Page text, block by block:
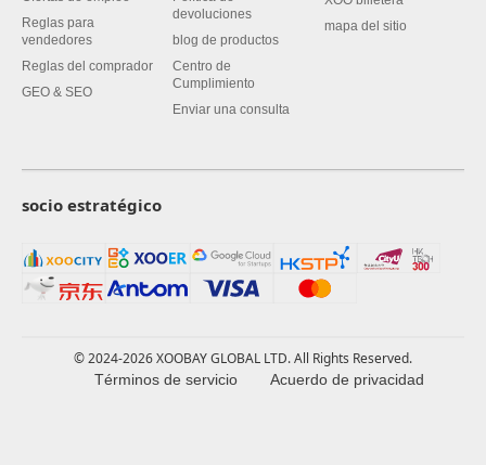
Reglas para
vendedores
Reglas del comprador
GEO & SEO
devoluciones
blog de productos
Centro de
Cumplimiento
Enviar una consulta
mapa del sitio
socio estratégico
© 2024-2026 XOOBAY GLOBAL LTD. All Rights Reserved.
Términos de servicio Acuerdo de privacidad